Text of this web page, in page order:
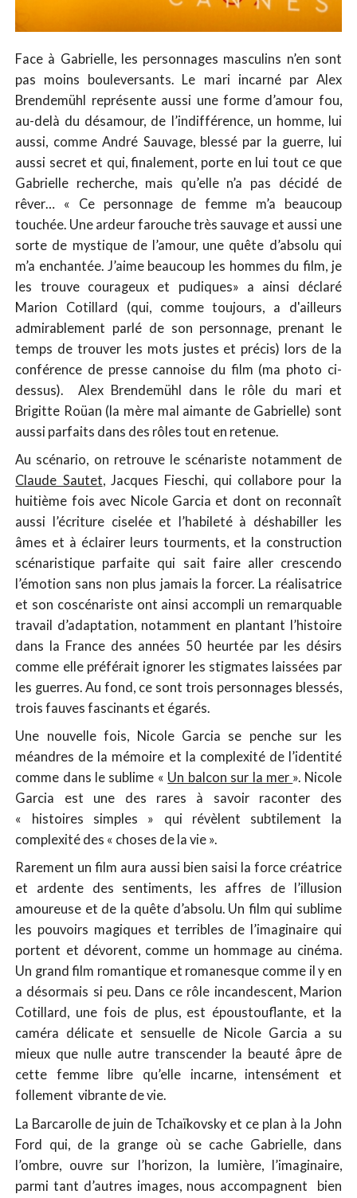
Face à Gabrielle, les personnages masculins n’en sont
pas moins bouleversants. Le mari incarné par Alex
Brendemühl représente aussi une forme d’amour fou,
au-delà du désamour, de l’indifférence, un homme, lui
aussi, comme André Sauvage, blessé par la guerre, lui
aussi secret et qui, finalement, porte en lui tout ce que
Gabrielle recherche, mais qu’elle n’a pas décidé de
rêver… « Ce personnage de femme m’a beaucoup
touchée. Une ardeur farouche très sauvage et aussi une
sorte de mystique de l’amour, une quête d’absolu qui
m’a enchantée. J’aime beaucoup les hommes du film, je
les trouve courageux et pudiques» a ainsi déclaré
Marion Cotillard (qui, comme toujours, a d'ailleurs
admirablement parlé de son personnage, prenant le
temps de trouver les mots justes et précis) lors de la
conférence de presse cannoise du film (ma photo ci-
dessus). Alex Brendemühl dans le rôle du mari et
Brigitte Roüan (la mère mal aimante de Gabrielle) sont
aussi parfaits dans des rôles tout en retenue.
Au scénario, on retrouve le scénariste notamment de
Claude Sautet, Jacques Fieschi, qui collabore pour la
huitième fois avec Nicole Garcia et dont on reconnaît
aussi l’écriture ciselée et l’habileté à déshabiller les
âmes et à éclairer leurs tourments, et la construction
scénaristique parfaite qui sait faire aller crescendo
l’émotion sans non plus jamais la forcer. La réalisatrice
et son coscénariste ont ainsi accompli un remarquable
travail d’adaptation, notamment en plantant l’histoire
dans la France des années 50 heurtée par les désirs
comme elle préférait ignorer les stigmates laissées par
les guerres. Au fond, ce sont trois personnages blessés,
trois fauves fascinants et égarés.
Une nouvelle fois, Nicole Garcia se penche sur les
méandres de la mémoire et la complexité de l’identité
comme dans le sublime « Un balcon sur la mer ». Nicole
Garcia est une des rares à savoir raconter des
« histoires simples » qui révèlent subtilement la
complexité des « choses de la vie ».
Rarement un film aura aussi bien saisi la force créatrice
et ardente des sentiments, les affres de l’illusion
amoureuse et de la quête d’absolu. Un film qui sublime
les pouvoirs magiques et terribles de l’imaginaire qui
portent et dévorent, comme un hommage au cinéma.
Un grand film romantique et romanesque comme il y en
a désormais si peu. Dans ce rôle incandescent, Marion
Cotillard, une fois de plus, est époustouflante, et la
caméra délicate et sensuelle de Nicole Garcia a su
mieux que nulle autre transcender la beauté âpre de
cette femme libre qu’elle incarne, intensément et
follement vibrante de vie.
La Barcarolle de juin de Tchaïkovsky et ce plan à la John
Ford qui, de la grange où se cache Gabrielle, dans
l’ombre, ouvre sur l’horizon, la lumière, l’imaginaire,
parmi tant d’autres images, nous accompagnent bien